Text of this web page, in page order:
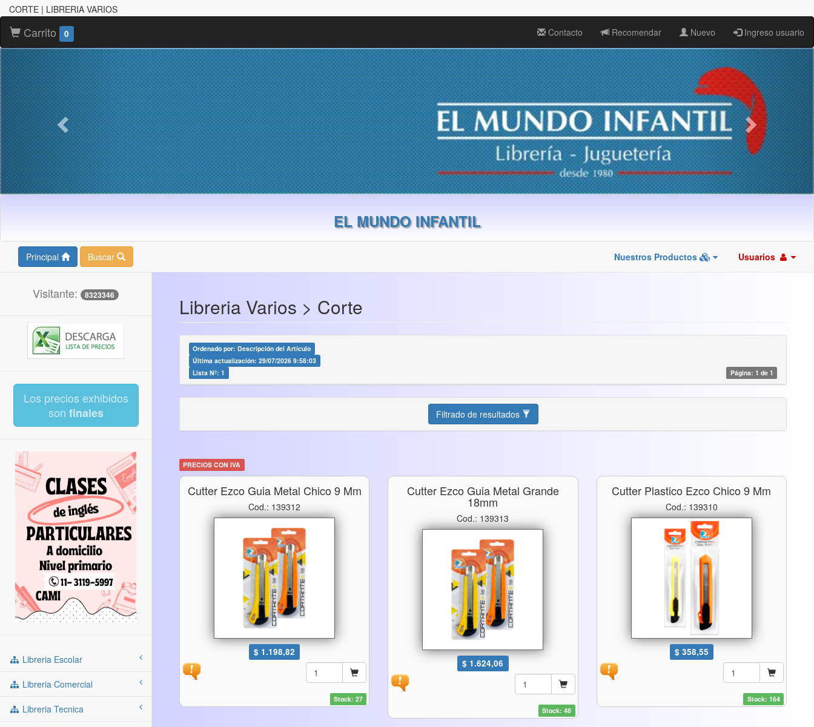
CORTE | LIBRERIA VARIOS
Carrito 0 Contacto Recomendar Nuevo Ingreso usuario
EL MUNDO INFANTIL
Principal Buscar Nuestros Productos Usuarios
Visitante: 8323346
Los precios exhibidos
son finales
Libreria Escolar
Libreria Comercial
Libreria Tecnica
Libreria Varios > Corte
Ordenado por: Descripción del Artículo
Última actualización: 29/07/2026 9:58:03
Lista Nº: 1
Página: 1 de 1
Filtrado de resultados
PRECIOS CON IVA
Cutter Ezco Guia Metal Chico 9 Mm
Cod.: 139312
$ 1.198,82
Stock: 27
Cutter Ezco Guia Metal Grande
18mm
Cod.: 139313
$ 1.624,06
Stock: 48
Cutter Plastico Ezco Chico 9 Mm
Cod.: 139310
$ 358,55
Stock: 164